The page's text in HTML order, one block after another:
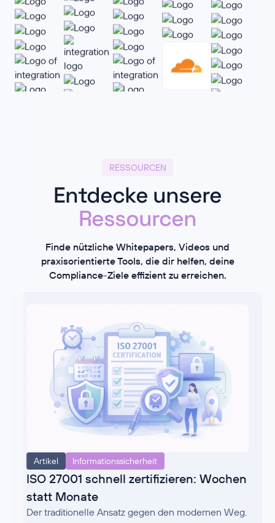
RESSOURCEN
Entdecke unsere
Ressourcen
Finde nützliche Whitepapers, Videos und
praxisorientierte Tools, die dir helfen, deine
Compliance-Ziele effizient zu erreichen.
Artikel Informationssicherheit
ISO 27001 schnell zertifizieren: Wochen
statt Monate
Der traditionelle Ansatz gegen den modernen Weg.